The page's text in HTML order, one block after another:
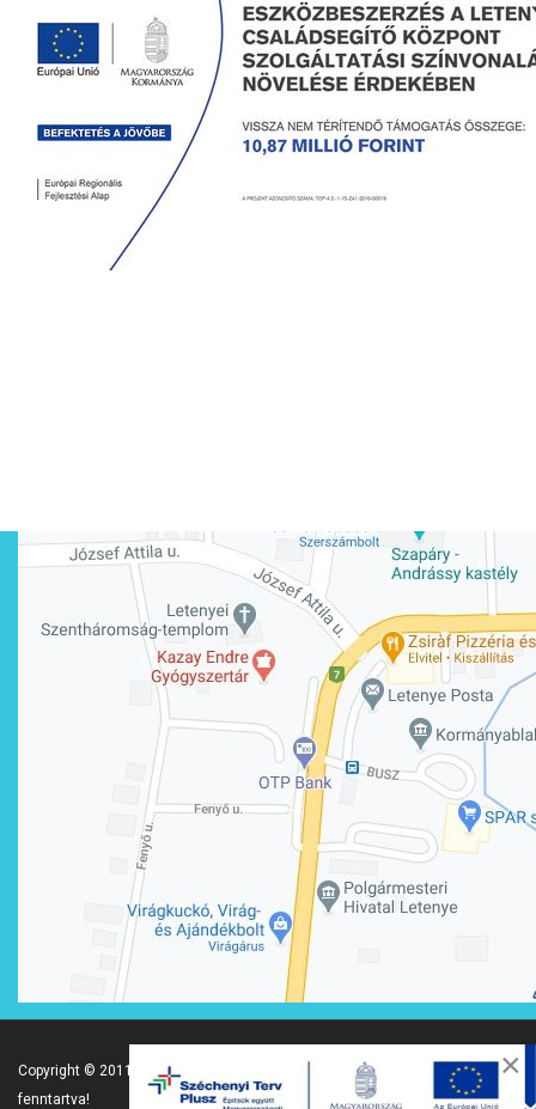
Copyright © 2011- 2026 . Letenye Város Önkormányzata
- Minden jog
fenntartva!
×